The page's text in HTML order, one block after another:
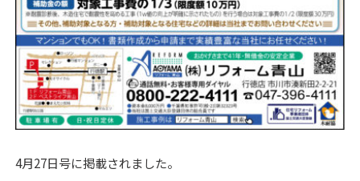
4月27日号に掲載されました。